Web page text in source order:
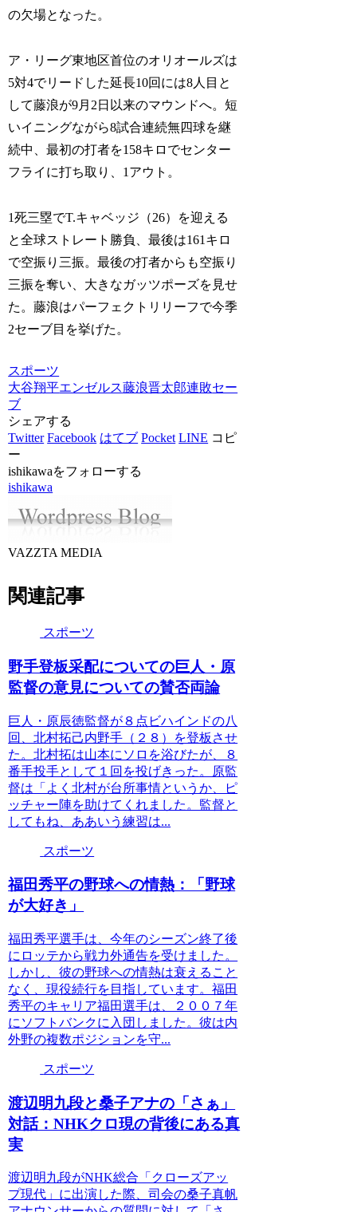
の欠場となった。
ア・リーグ東地区首位のオリオールズは
5対4でリードした延長10回には8人目と
して藤浪が9月2日以来のマウンドへ。短
いイニングながら8試合連続無四球を継
続中、最初の打者を158キロでセンター
フライに打ち取り、1アウト。
1死三塁でT.キャベッジ（26）を迎える
と全球ストレート勝負、最後は161キロ
で空振り三振。最後の打者からも空振り
三振を奪い、大きなガッツポーズを見せ
た。藤浪はパーフェクトリリーフで今季
2セーブ目を挙げた。
スポーツ
大谷翔平エンゼルス藤浪晋太郎連敗セー
ブ
シェアする
Twitter Facebook はてブ Pocket LINE コピ
ー
ishikawaをフォローする
ishikawa
VAZZTA MEDIA
関連記事
スポーツ
野手登板采配についての巨人・原
監督の意見についての賛否両論
巨人・原辰徳監督が８点ビハインドの八
回、北村拓己内野手（２８）を登板させ
た。北村拓は山本にソロを浴びたが、８
番手投手として１回を投げきった。原監
督は「よく北村が台所事情というか、ピ
ッチャー陣を助けてくれました。監督と
してもね、ああいう練習は...
スポーツ
福田秀平の野球への情熱：「野球
が大好き」
福田秀平選手は、今年のシーズン終了後
にロッテから戦力外通告を受けました。
しかし、彼の野球への情熱は衰えること
なく、現役続行を目指しています。福田
秀平のキャリア福田選手は、２００７年
にソフトバンクに入団しました。彼は内
外野の複数ポジションを守...
スポーツ
渡辺明九段と桑子アナの「さぁ」
対話：NHKクロ現の背後にある真
実
渡辺明九段がNHK総合「クローズアッ
プ現代」に出演した際、司会の桑子真帆